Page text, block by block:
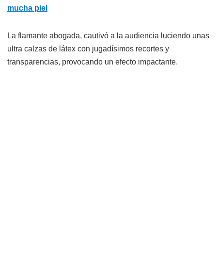
mucha piel
La flamante abogada, cautivó a la audiencia luciendo unas
ultra calzas de látex con jugadísimos recortes y
transparencias, provocando un efecto impactante.